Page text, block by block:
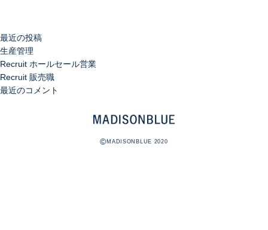
最近の投稿
生産管理
Recruit ホールセール営業
Recruit 販売職
最近のコメント
©MADISONBLUE 2020